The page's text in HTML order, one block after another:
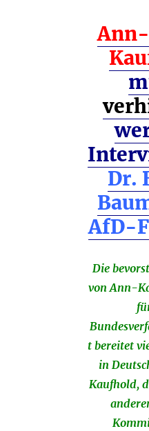
Dr.
AfD-
Die
von Ann-
t bereitet
in
Kaufhold,